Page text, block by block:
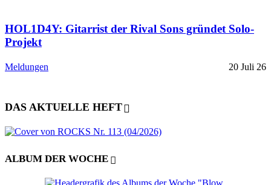
HOL1D4Y: Gitarrist der Rival Sons gründet Solo-
Projekt
Meldungen 20 Juli 26
DAS AKTUELLE HEFT
ALBUM DER WOCHE